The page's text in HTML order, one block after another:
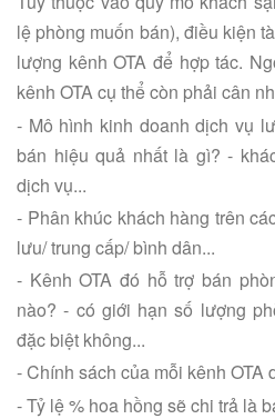
lệ phòng muốn bán), điều kiện
lượng kênh OTA để hợp tác.
kênh OTA cụ thể còn phải cân
- Mô hình kinh doanh dịch vụ
bán hiệu quả nhất là gì? -
dịch vụ...
- Phân khúc khách hàng trên
lưu/ trung cấp/ bình dân...
- Kênh OTA đó hỗ trợ bán
nào? - có giới hạn số lượng
đặc biệt không...
- Chính sách của mỗi kênh OTA
- Tỷ lệ % hoa hồng sẽ chi trả là